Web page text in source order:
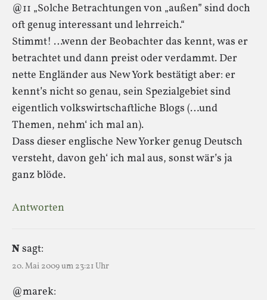
@11 „Solche Betrachtungen von „außen” sind doch
oft genug interessant und lehrreich.“
Stimmt! …wenn der Beobachter das kennt, was er
betrachtet und dann preist oder verdammt. Der
nette Engländer aus New York bestätigt aber: er
kennt’s nicht so genau, sein Spezialgebiet sind
eigentlich volkswirtschaftliche Blogs (…und
Themen, nehm‘ ich mal an).
Dass dieser englische New Yorker genug Deutsch
versteht, davon geh‘ ich mal aus, sonst wär’s ja
ganz blöde.
Antworten
Nsagt:
20. Mai 2009 um 23:21 Uhr
@marek: